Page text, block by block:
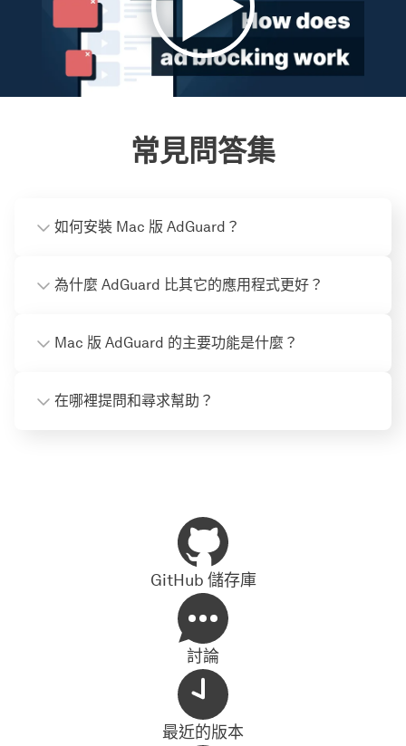
常見問答集
如何安裝 Mac 版 AdGuard？
為什麼 AdGuard 比其它的應用程式更好？
Mac 版 AdGuard 的主要功能是什麼？
在哪裡提問和尋求幫助？
GitHub 儲存庫
討論
最近的版本